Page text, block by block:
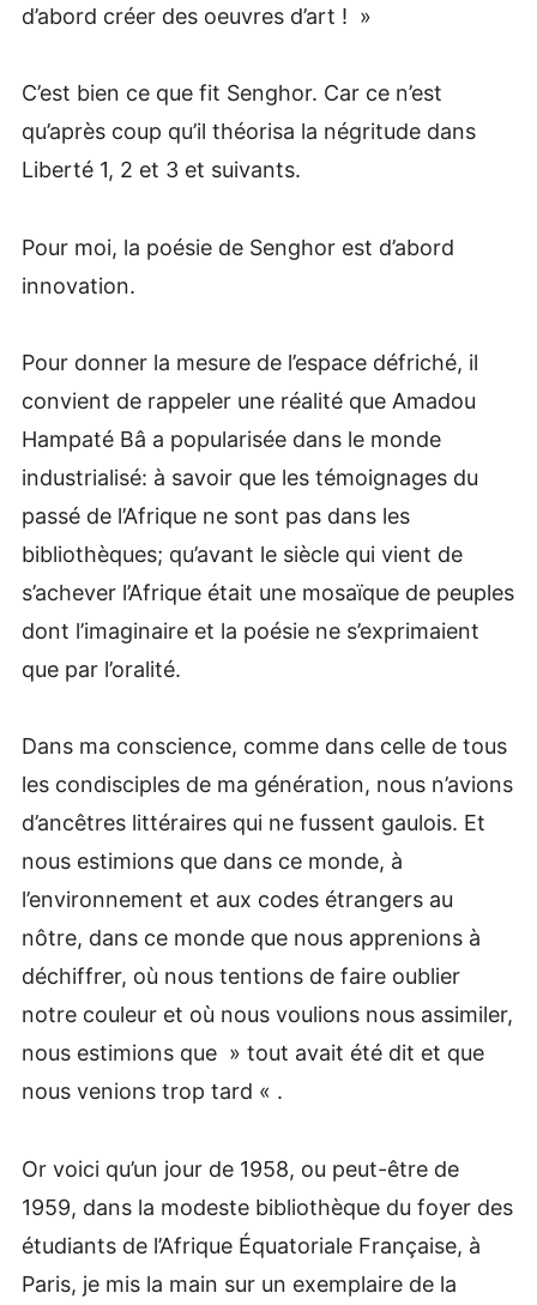
d’abord créer des oeuvres d’art ! »
C’est bien ce que fit Senghor. Car ce n’est
qu’après coup qu’il théorisa la négritude dans
Liberté 1, 2 et 3 et suivants.
Pour moi, la poésie de Senghor est d’abord
innovation.
Pour donner la mesure de l’espace défriché, il
convient de rappeler une réalité que Amadou
Hampaté Bâ a popularisée dans le monde
industrialisé: à savoir que les témoignages du
passé de l’Afrique ne sont pas dans les
bibliothèques; qu’avant le siècle qui vient de
s’achever l’Afrique était une mosaïque de peuples
dont l’imaginaire et la poésie ne s’exprimaient
que par l’oralité.
Dans ma conscience, comme dans celle de tous
les condisciples de ma génération, nous n’avions
d’ancêtres littéraires qui ne fussent gaulois. Et
nous estimions que dans ce monde, à
l’environnement et aux codes étrangers au
nôtre, dans ce monde que nous apprenions à
déchiffrer, où nous tentions de faire oublier
notre couleur et où nous voulions nous assimiler,
nous estimions que » tout avait été dit et que
nous venions trop tard « .
Or voici qu’un jour de 1958, ou peut-être de
1959, dans la modeste bibliothèque du foyer des
étudiants de l’Afrique Équatoriale Française, à
Paris, je mis la main sur un exemplaire de la